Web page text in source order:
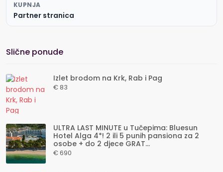
KUPNJA
Partner stranica
Slične ponude
Izlet brodom na Krk, Rab i Pag
€ 83
ULTRA LAST MINUTE u Tučepima: Bluesun
Hotel Alga 4*! 2 ili 5 punih pansiona za 2
osobe + do 2 djece GRAT...
€ 690